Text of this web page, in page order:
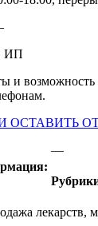
ИП
и
ОСТАВИТЬ
—
лекарств,